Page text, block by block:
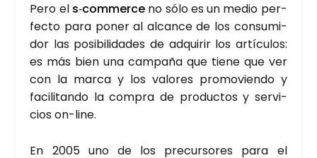
Pero el s‑commerceno sólo es un medio per­
fec­to para poner al alcan­ce de los con­su­mi­
dor las posi­bi­li­da­des de adqui­rir los artícu­los:
es más bien una cam­pa­ña que tie­ne que ver
con la mar­ca y los valo­res pro­mo­vien­do y
faci­li­tan­do la com­pra de pro­duc­tos y ser­vi­
cios on-line.
En 2005 uno de los pre­cur­so­res para el